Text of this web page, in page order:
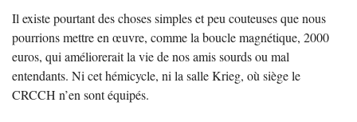
Il existe pourtant des choses simples et peu couteuses que nous
pourrions mettre en œuvre, comme la boucle magnétique, 2000
euros, qui améliorerait la vie de nos amis sourds ou mal
entendants. Ni cet hémicycle, ni la salle Krieg, où siège le
CRCCH n’en sont équipés.